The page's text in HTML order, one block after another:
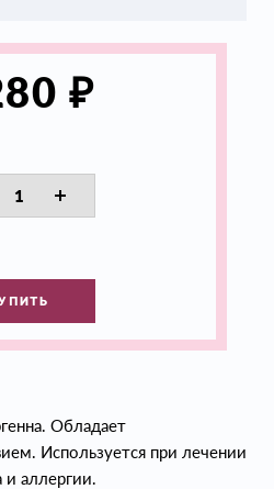
₽
Обладает
Используется при лечении
и аллергии.